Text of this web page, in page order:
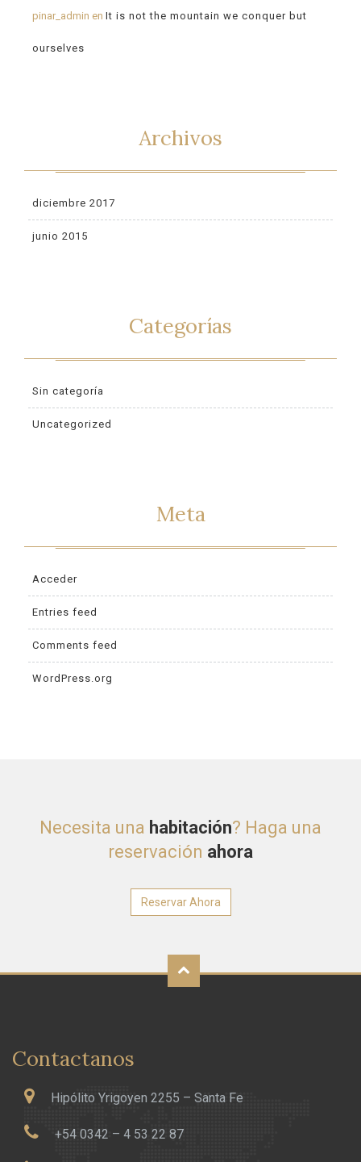
pinar_admin en It is not the mountain we conquer but
ourselves
Archivos
diciembre 2017
junio 2015
Categorías
Sin categoría
Uncategorized
Meta
Acceder
Entries feed
Comments feed
WordPress.org
Necesita una habitación? Haga una
reservación ahora
Reservar Ahora
Contactanos
Hipólito Yrigoyen 2255 – Santa Fe
+54 0342 – 4 53 22 87